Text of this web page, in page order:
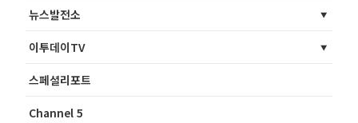
뉴스발전소
이투데이TV
스페셜리포트
Channel 5